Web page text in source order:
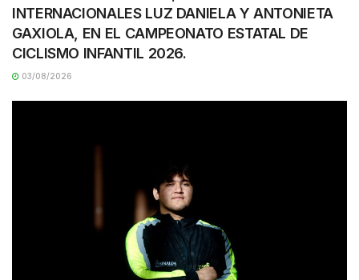
INTERNACIONALES LUZ DANIELA Y ANTONIETA
GAXIOLA, EN EL CAMPEONATO ESTATAL DE
CICLISMO INFANTIL 2026.
03/08/2026